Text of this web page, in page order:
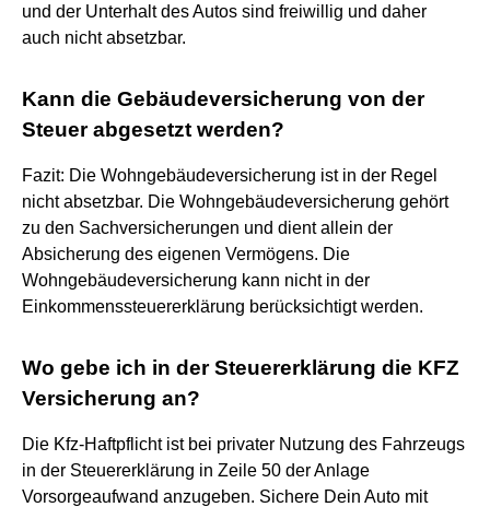
und der Unterhalt des Autos sind freiwillig und daher
auch nicht absetzbar.
Kann die Gebäudeversicherung von der
Steuer abgesetzt werden?
Fazit: Die Wohngebäudeversicherung ist in der Regel
nicht absetzbar. Die Wohngebäudeversicherung gehört
zu den Sachversicherungen und dient allein der
Absicherung des eigenen Vermögens. Die
Wohngebäudeversicherung kann nicht in der
Einkommenssteuererklärung berücksichtigt werden.
Wo gebe ich in der Steuererklärung die KFZ
Versicherung an?
Die Kfz-Haftpflicht ist bei privater Nutzung des Fahrzeugs
in der Steuererklärung in Zeile 50 der Anlage
Vorsorgeaufwand anzugeben. Sichere Dein Auto mit